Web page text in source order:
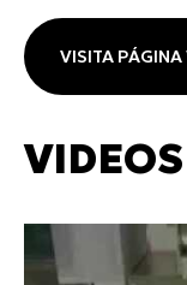
VISITA PÁGINA
VIDEOS